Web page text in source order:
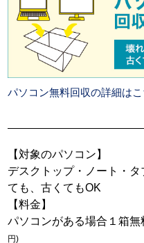
パソコン無料回収の詳細はこ
【対象のパソコン】
デスクトップ・ノート・
ても、古くてもOK
【料金】
パソコンがある場合１箱
円)